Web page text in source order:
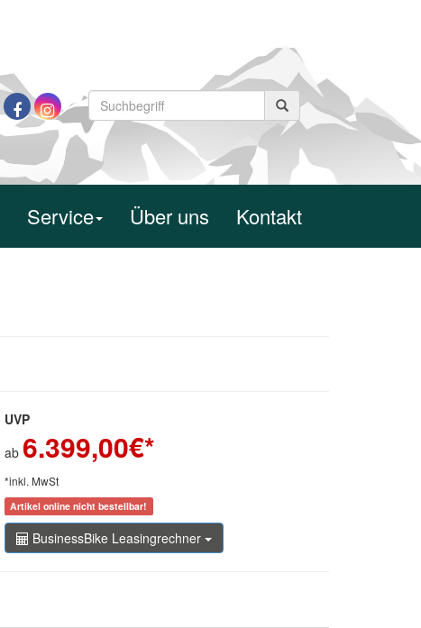
Service Über uns Kontakt
UVP
ab 6.399,00€*
*inkl. MwSt
Artikel online nicht bestellbar!
BusinessBike Leasingrechner